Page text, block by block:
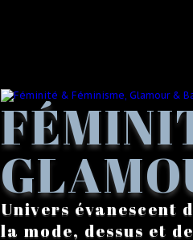
Univers évanescent
la mode, dessus et